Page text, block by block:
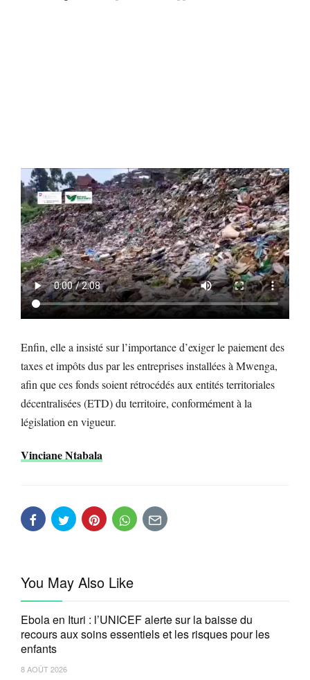
Enfin, elle a insisté sur l’importance d’exiger le paiement des
taxes et impôts dus par les entreprises installées à Mwenga,
afin que ces fonds soient rétrocédés aux entités territoriales
décentralisées (ETD) du territoire, conformément à la
législation en vigueur.
Vinciane Ntabala
You May Also Like
Ebola en Ituri : l’UNICEF alerte sur la baisse du
recours aux soins essentiels et les risques pour les
enfants
8 AOÛT 2026